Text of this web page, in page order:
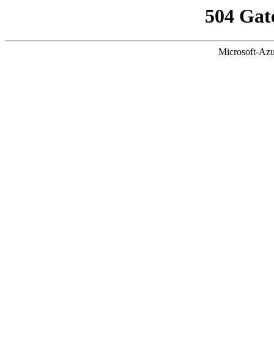
504
Microsoft-